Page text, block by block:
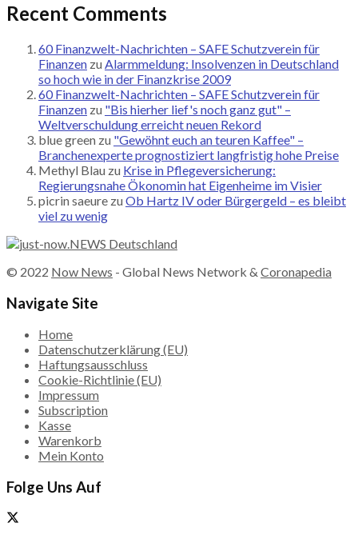
Recent Comments
60 Finanzwelt-Nachrichten – SAFE Schutzverein für
Finanzen zu Alarmmeldung: Insolvenzen in Deutschland
so hoch wie in der Finanzkrise 2009
60 Finanzwelt-Nachrichten – SAFE Schutzverein für
Finanzen zu "Bis hierher lief's noch ganz gut" –
Weltverschuldung erreicht neuen Rekord
blue green zu "Gewöhnt euch an teuren Kaffee" –
Branchenexperte prognostiziert langfristig hohe Preise
Methyl Blau zu Krise in Pflegeversicherung:
Regierungsnahe Ökonomin hat Eigenheime im Visier
picrin saeure zu Ob Hartz IV oder Bürgergeld – es bleibt
viel zu wenig
© 2022 Now News - Global News Network & Coronapedia
Navigate Site
Home
Datenschutzerklärung (EU)
Haftungsausschluss
Cookie-Richtlinie (EU)
Impressum
Subscription
Kasse
Warenkorb
Mein Konto
Folge Uns Auf